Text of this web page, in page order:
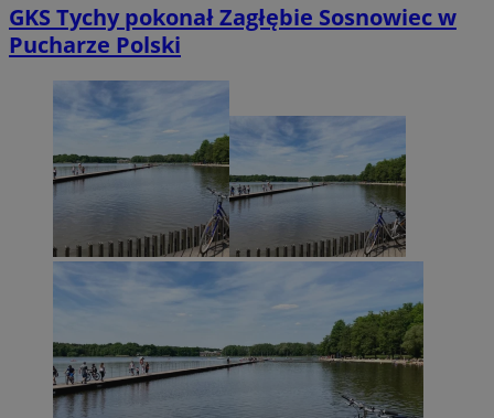
GKS Tychy pokonał Zagłębie Sosnowiec w
Pucharze Polski